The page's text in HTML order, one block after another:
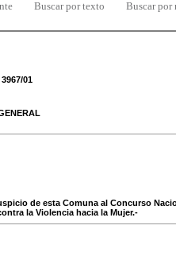
Buscar por texto Buscar por
3967/01
de esta Comuna al Concurso
la Violencia hacia la Mujer.-